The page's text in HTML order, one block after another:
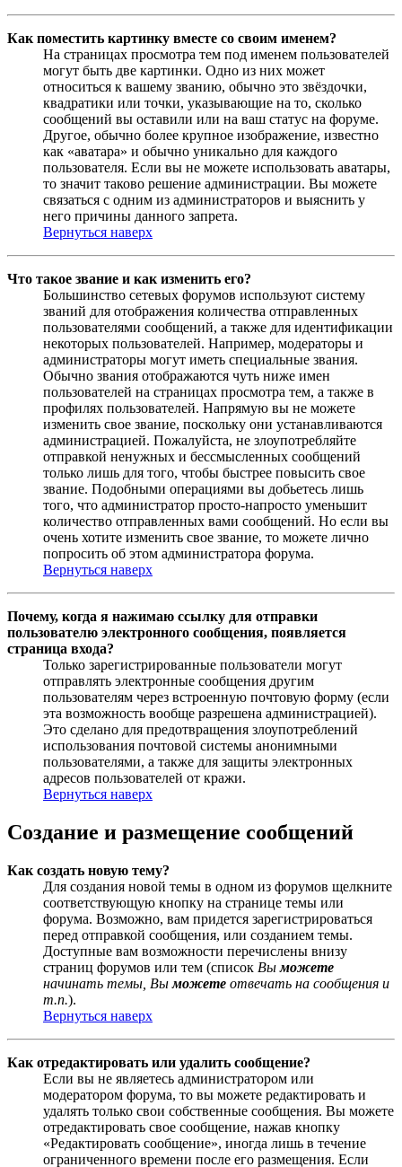
Как поместить картинку вместе со своим именем?
На страницах просмотра тем под именем пользователей
могут быть две картинки. Одно из них может
относиться к вашему званию, обычно это звёздочки,
квадратики или точки, указывающие на то, сколько
сообщений вы оставили или на ваш статус на форуме.
Другое, обычно более крупное изображение, известно
как «аватара» и обычно уникально для каждого
пользователя. Если вы не можете использовать аватары,
то значит таково решение администрации. Вы можете
связаться с одним из администраторов и выяснить у
него причины данного запрета.
Вернуться наверх
Что такое звание и как изменить его?
Большинство сетевых форумов используют систему
званий для отображения количества отправленных
пользователями сообщений, а также для идентификации
некоторых пользователей. Например, модераторы и
администраторы могут иметь специальные звания.
Обычно звания отображаются чуть ниже имен
пользователей на страницах просмотра тем, а также в
профилях пользователей. Напрямую вы не можете
изменить свое звание, поскольку они устанавливаются
администрацией. Пожалуйста, не злоупотребляйте
отправкой ненужных и бессмысленных сообщений
только лишь для того, чтобы быстрее повысить свое
звание. Подобными операциями вы добьетесь лишь
того, что администратор просто-напросто уменьшит
количество отправленных вами сообщений. Но если вы
очень хотите изменить свое звание, то можете лично
попросить об этом администратора форума.
Вернуться наверх
Почему, когда я нажимаю ссылку для отправки
пользователю электронного сообщения, появляется
страница входа?
Только зарегистрированные пользователи могут
отправлять электронные сообщения другим
пользователям через встроенную почтовую форму (если
эта возможность вообще разрешена администрацией).
Это сделано для предотвращения злоупотреблений
использования почтовой системы анонимными
пользователями, а также для защиты электронных
адресов пользователей от кражи.
Вернуться наверх
Создание и размещение сообщений
Как создать новую тему?
Для создания новой темы в одном из форумов щелкните
соответствующую кнопку на странице темы или
форума. Возможно, вам придется зарегистрироваться
перед отправкой сообщения, или созданием темы.
Доступные вам возможности перечислены внизу
страниц форумов или тем (список Выможете
начинать темы, Выможете отвечать на сообщения и
т.п.).
Вернуться наверх
Как отредактировать или удалить сообщение?
Если вы не являетесь администратором или
модератором форума, то вы можете редактировать и
удалять только свои собственные сообщения. Вы можете
отредактировать свое сообщение, нажав кнопку
«Редактировать сообщение», иногда лишь в течение
ограниченного времени после его размещения. Если